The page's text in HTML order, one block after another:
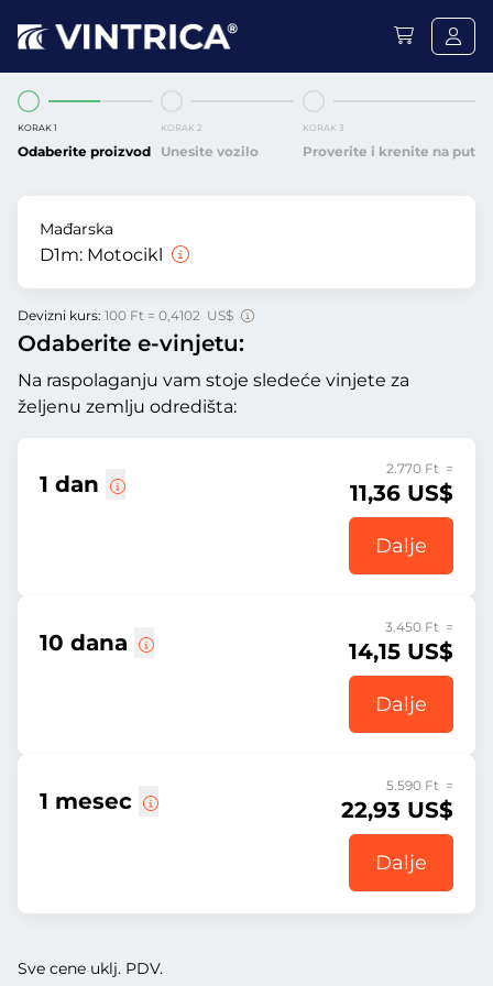
KORAK 1
Odaberite proizvod
KORAK 2
Unesite vozilo
KORAK 3
Proverite i krenite na put
Mađarska
D1m: Motocikl
Devizni kurs: 100 Ft = 0,4102 US$
Odaberite e-vinjetu:
Na raspolaganju vam stoje sledeće vinjete za
željenu zemlju odredišta:
1 dan
2.770 Ft =
11,36 US$
Dalje
10 dana
3.450 Ft =
14,15 US$
Dalje
1 mesec
5.590 Ft =
22,93 US$
Dalje
Sve cene uklj. PDV.